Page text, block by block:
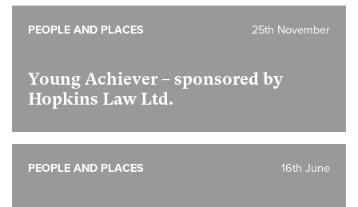
Young Achiever – sponsored by
Hopkins Law Ltd.
25th November
PEOPLE AND PLACES
16th June
PEOPLE AND PLACES